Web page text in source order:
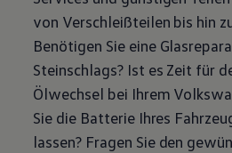
Magazin
Lifestyle
Transport
Familie
Elektromobilität
Volkswagen R
Pannen- und Unfallhilfe
Volkswagen
von Verschleißteilen bis hin
Benötigen Sie eine
Steinschlags? Ist es Zeit für
Ölwechsel bei Ihrem
Sie die Batterie Ihres
lassen? Fragen Sie den